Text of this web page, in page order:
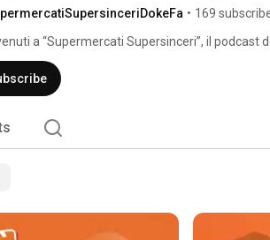
• 169
a “Supermercati Supersinceri”, il podcast
che racconta il supermercato come non